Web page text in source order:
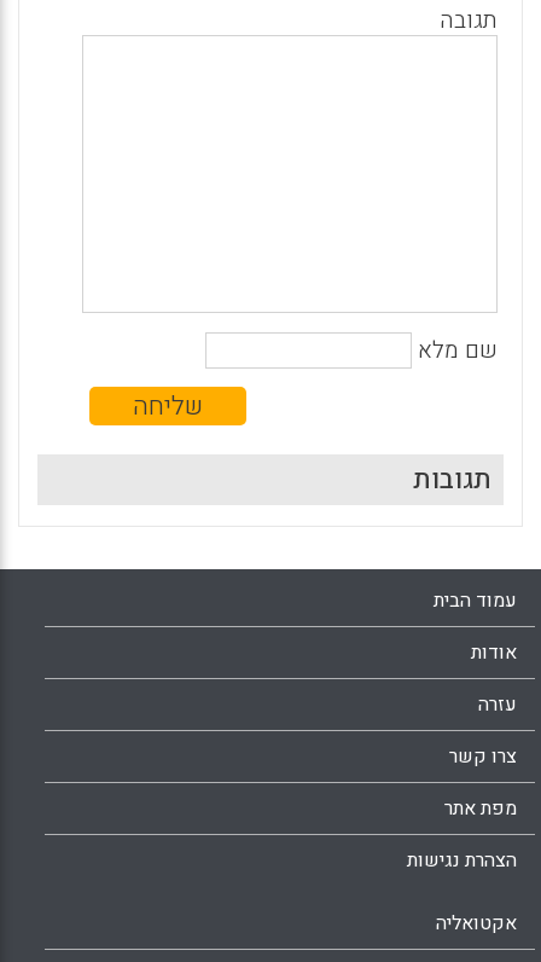
תגובה
שם מלא
תגובות
עמוד הבית
אודות
עזרה
צרו קשר
מפת אתר
הצהרת נגישות
אקטואליה